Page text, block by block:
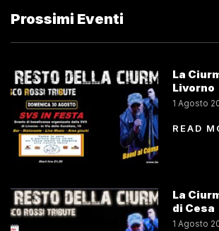
Prossimi Eventi
La
Livorno
1 Agosto
READ
La
di Cesa
1 Agosto